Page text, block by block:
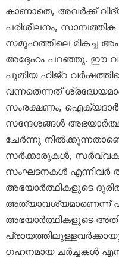
കാണാതെ, അവർക്ക്
പരിശീലനം,
സമൂഹത്തിലെ മികച്ച
അദ്ദേഹം പറഞ്ഞു. ഈ
പുതിയ ഹിജ്‌റ
വന്നതെന്നത്
സംരക്ഷണം,
സന്ദേശങ്ങൾ
ചേർന്നു
സർക്കാരുകൾ,
സംഘടനകൾ എന്നിവർ
അഭയാർത്ഥികളുടെ
അത്യാവശ്യമാണെന്ന്
അഭയാർത്ഥികളുടെ
ഗഹനമായ ചർച്ചകൾ